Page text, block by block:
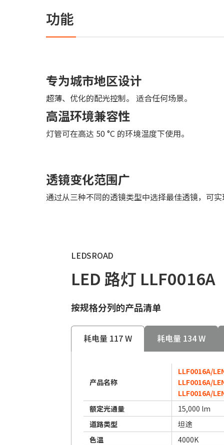
功能
专为城市地区设计
超薄、优化的配光控制。 适合任何场景。
高温环境兼容性
灯管可在高达 50 °C 的环境温度下使用。
透镜变化范围广
通过从三种不同的透镜类型中选择最佳透镜，可
LEDSROAD
LED 路灯 LLF0016A
按规格分列的产品清单
耗电量 117 W 耗电量 134 W
产品名称
LLF0016A/
LLF0016A/
LLF0016A/
额定光通量
15,000 lm
道路类型
坦途
色温
4000K